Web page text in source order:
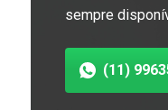
sempre
(11)